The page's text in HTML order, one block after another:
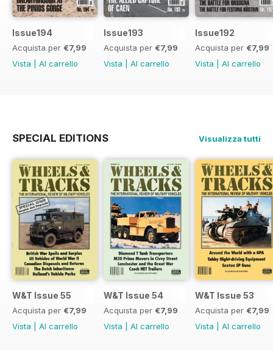
Issue194
Acquista per €7,99
Vista
Al carrello
Issue193
Acquista per €7,99
Vista
Al carrello
Issue192
Acquista per €7,99
Vista
Al carrello
SPECIAL EDITIONS Visualizza tutti
W&T Issue 55
Acquista per €7,99
Vista
Al carrello
W&T Issue 54
Acquista per €7,99
Vista
Al carrello
W&T Issue 53
Acquista per €7,99
Vista
Al carrello